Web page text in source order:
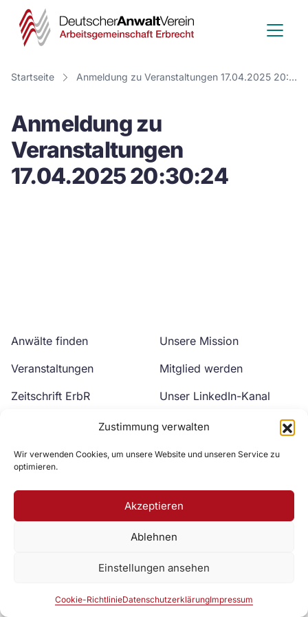
Zustimmung verwalten
Wir verwenden Cookies, um unsere Website und unseren Service zu
optimieren.
Akzeptieren
Ablehnen
Einstellungen ansehen
Cookie-RichtlinieDatenschutzerklärungImpressum
Deutscher
Anwalt
Verein
Startseite Anmeldung zu Veranstaltungen 17.04.2025 20:30:24
Anmeldung zu
Veranstaltungen
17.04.2025 20:30:24
Anwälte finden
Veranstaltungen
Zeitschrift ErbR
Unsere Mission
Mitglied werden
Unser LinkedIn-Kanal
Unser YouTube-Kanal
Zur DAV Webseite